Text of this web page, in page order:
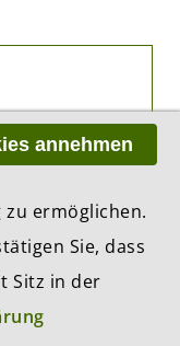
annehmen
ermöglichen.
Sie, dass
Sitz in der